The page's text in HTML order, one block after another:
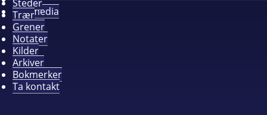
Alle media
Steder
Trær
Grener
Notater
Kilder
Arkiver
Bokmerker
Ta kontakt